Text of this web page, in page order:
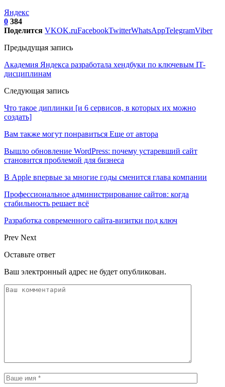
Яндекс
0 384
Поделится VKOK.ruFacebookTwitterWhatsAppTelegramViber
Предыдущая запись
Академия Яндекса разработала хендбуки по ключевым IT-
дисциплинам
Следующая запись
Что такое диплинки [и 6 сервисов, в которых их можно
создать]
Вам также могут понравиться Еще от автора
Вышло обновление WordPress: почему устаревший сайт
становится проблемой для бизнеса
В Apple впервые за многие годы сменится глава компании
Профессиональное администрирование сайтов: когда
стабильность решает всё
Разработка современного сайта-визитки под ключ
Prev Next
Оставьте ответ
Ваш электронный адрес не будет опубликован.